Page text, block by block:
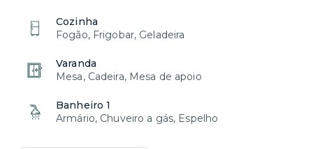
Cozinha
Fogão, Frigobar, Geladeira
Varanda
Mesa, Cadeira, Mesa de apoio
Banheiro 1
Armário, Chuveiro a gás, Espelho